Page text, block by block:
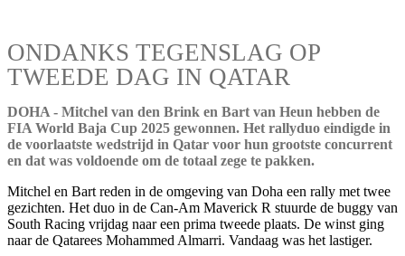
ONDANKS TEGENSLAG OP
TWEEDE DAG IN QATAR
DOHA - Mitchel van den Brink en Bart van Heun hebben de
FIA World Baja Cup 2025 gewonnen. Het rallyduo eindigde in
de voorlaatste wedstrijd in Qatar voor hun grootste concurrent
en dat was voldoende om de totaal zege te pakken.
Mitchel en Bart reden in de omgeving van Doha een rally met twee
gezichten. Het duo in de Can-Am Maverick R stuurde de buggy van
South Racing vrijdag naar een prima tweede plaats. De winst ging
naar de Qatarees Mohammed Almarri. Vandaag was het lastiger.